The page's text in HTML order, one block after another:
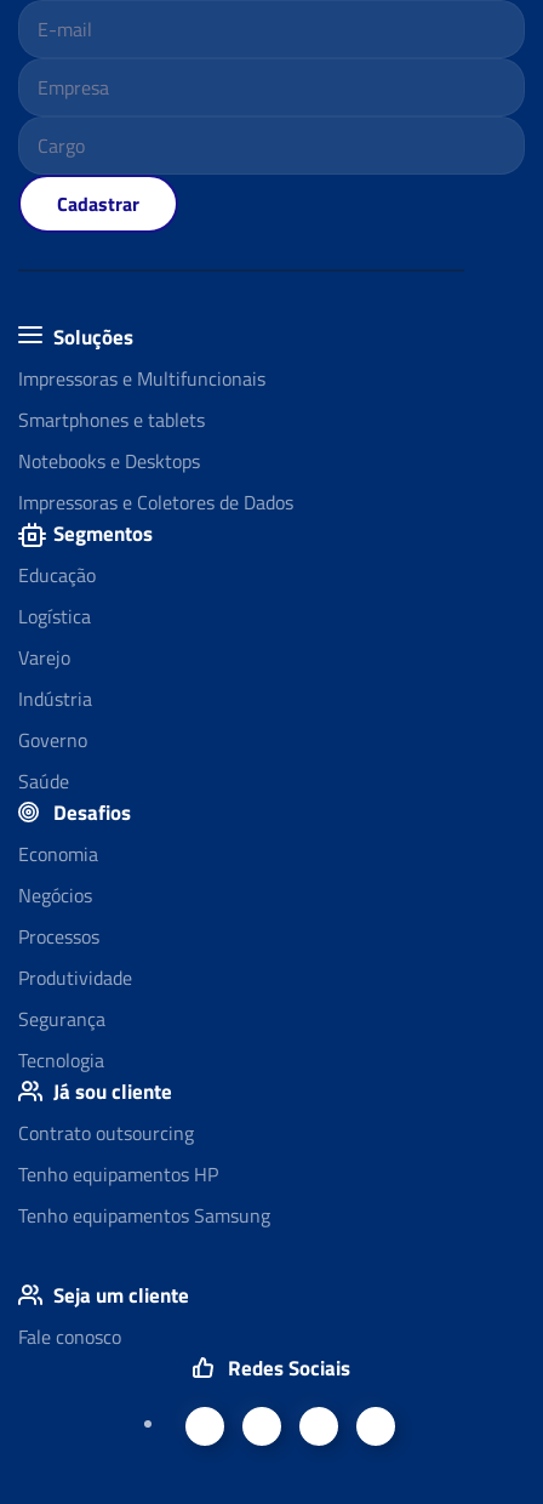
Cadastrar
Soluções
Impressoras e Multifuncionais
Smartphones e tablets
Notebooks e Desktops
Impressoras e Coletores de Dados
Segmentos
Educação
Logística
Varejo
Indústria
Governo
Saúde
Desafios
Economia
Negócios
Processos
Produtividade
Segurança
Tecnologia
Já sou cliente
Contrato outsourcing
Tenho equipamentos HP
Tenho equipamentos Samsung
Seja um cliente
Fale conosco
Redes Sociais